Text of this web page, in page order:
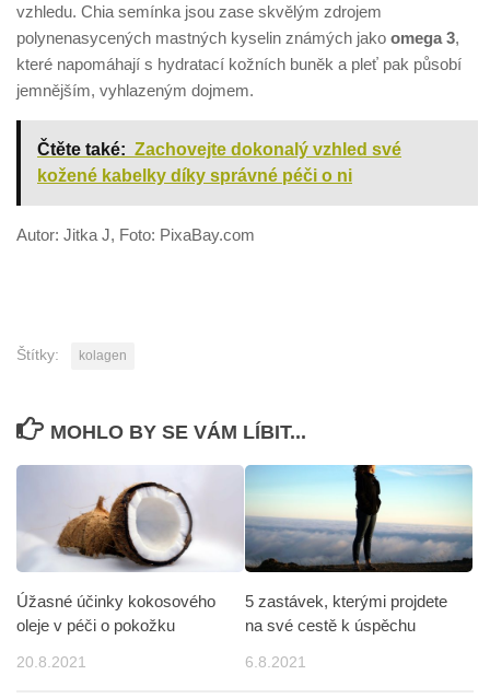
vzhledu. Chia semínka jsou zase skvělým zdrojem
polynenasycených mastných kyselin známých jako omega 3,
které napomáhají s hydratací kožních buněk a pleť pak působí
jemnějším, vyhlazeným dojmem.
Čtěte také: Zachovejte dokonalý vzhled své
kožené kabelky díky správné péči o ni
Autor: Jitka J, Foto: PixaBay.com
Štítky: kolagen
MOHLO BY SE VÁM LÍBIT...
Úžasné účinky kokosového
oleje v péči o pokožku
20.8.2021
5 zastávek, kterými projdete
na své cestě k úspěchu
6.8.2021